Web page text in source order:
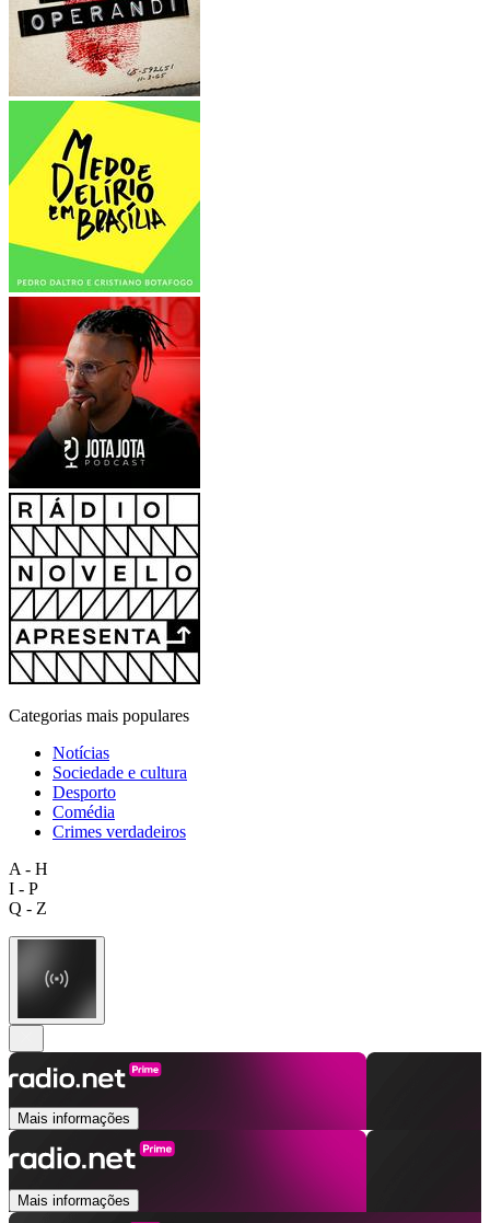
Categorias mais populares
Notícias
Sociedade e cultura
Desporto
Comédia
Crimes verdadeiros
A - H
I - P
Q - Z
Mais informações
Mais informações